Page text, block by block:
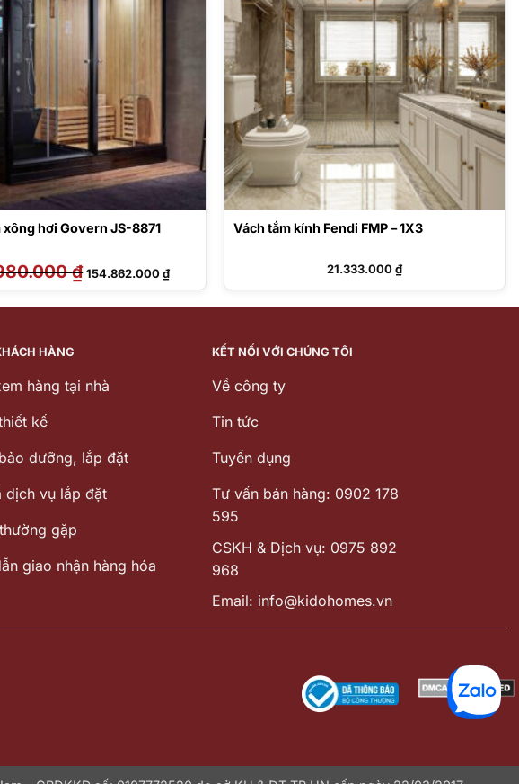
xông hơi Govern JS-8871
₫ Giá
gốc
là:
154.862.000₫Giá
hiện
tại
154.862.000 ₫.
Vách tắm kính Fendi FMP – 1X3
21.333.000₫
HÀNG
hàng tại nhà
kế
dưỡng, lắp đặt
dịch vụ lắp đặt
gặp
giao nhận hàng hóa
KẾT NỐI VỚI CHÚNG TÔI
Về công ty
Tin tức
Tuyển dụng
Tư vấn bán hàng: 0902 178
595
CSKH & Dịch vụ: 0975 892
968
Email: info@kidohomes.vn